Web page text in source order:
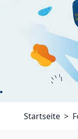
Startseite